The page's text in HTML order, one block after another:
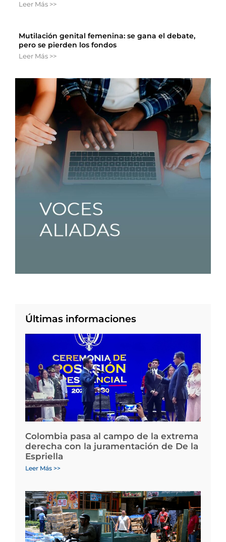
Leer Más >>
Mutilación genital femenina: se gana el debate,
pero se pierden los fondos
Leer Más >>
Últimas informaciones
Colombia pasa al campo de la extrema
derecha con la juramentación de De la
Espriella
Leer Más >>